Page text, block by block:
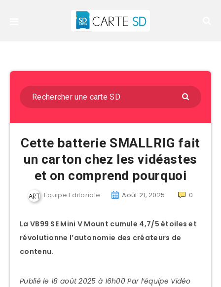
Cette batterie SMALLRIG fait
un carton chez les vidéastes
et on comprend pourquoi
Equipe Editoriale Août 21, 2025 0
La VB99 SE Mini V Mount cumule 4,7/5 étoiles et
révolutionne l’autonomie des créateurs de
contenu.
Publié le 18 août 2025 à 16h00 Par l’équipe Vidéo